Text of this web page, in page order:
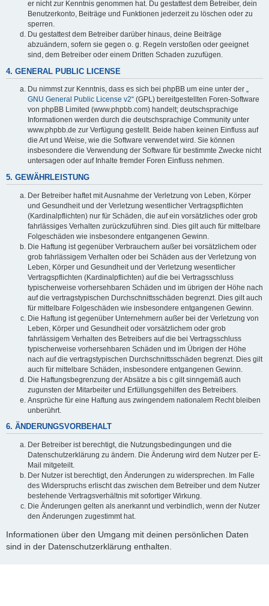
er nicht zur Kenntnis genommen hat. Du gestattest dem Betreiber, dein
Benutzerkonto, Beiträge und Funktionen jederzeit zu löschen oder zu
sperren.
Du gestattest dem Betreiber darüber hinaus, deine Beiträge
abzuändern, sofern sie gegen o. g. Regeln verstoßen oder geeignet
sind, dem Betreiber oder einem Dritten Schaden zuzufügen.
4. GENERAL PUBLIC LICENSE
Du nimmst zur Kenntnis, dass es sich bei phpBB um eine unter der „
GNU General Public License v2“ (GPL) bereitgestellten Foren-Software
von phpBB Limited (www.phpbb.com) handelt; deutschsprachige
Informationen werden durch die deutschsprachige Community unter
www.phpbb.de zur Verfügung gestellt. Beide haben keinen Einfluss auf
die Art und Weise, wie die Software verwendet wird. Sie können
insbesondere die Verwendung der Software für bestimmte Zwecke nicht
untersagen oder auf Inhalte fremder Foren Einfluss nehmen.
5. GEWÄHRLEISTUNG
Der Betreiber haftet mit Ausnahme der Verletzung von Leben, Körper
und Gesundheit und der Verletzung wesentlicher Vertragspflichten
(Kardinalpflichten) nur für Schäden, die auf ein vorsätzliches oder grob
fahrlässiges Verhalten zurückzuführen sind. Dies gilt auch für mittelbare
Folgeschäden wie insbesondere entgangenen Gewinn.
Die Haftung ist gegenüber Verbrauchern außer bei vorsätzlichem oder
grob fahrlässigem Verhalten oder bei Schäden aus der Verletzung von
Leben, Körper und Gesundheit und der Verletzung wesentlicher
Vertragspflichten (Kardinalpflichten) auf die bei Vertragsschluss
typischerweise vorhersehbaren Schäden und im übrigen der Höhe nach
auf die vertragstypischen Durchschnittsschäden begrenzt. Dies gilt auch
für mittelbare Folgeschäden wie insbesondere entgangenen Gewinn.
Die Haftung ist gegenüber Unternehmern außer bei der Verletzung von
Leben, Körper und Gesundheit oder vorsätzlichem oder grob
fahrlässigem Verhalten des Betreibers auf die bei Vertragsschluss
typischerweise vorhersehbaren Schäden und im Übrigen der Höhe
nach auf die vertragstypischen Durchschnittsschäden begrenzt. Dies gilt
auch für mittelbare Schäden, insbesondere entgangenen Gewinn.
Die Haftungsbegrenzung der Absätze a bis c gilt sinngemäß auch
zugunsten der Mitarbeiter und Erfüllungsgehilfen des Betreibers.
Ansprüche für eine Haftung aus zwingendem nationalem Recht bleiben
unberührt.
6. ÄNDERUNGSVORBEHALT
Der Betreiber ist berechtigt, die Nutzungsbedingungen und die
Datenschutzerklärung zu ändern. Die Änderung wird dem Nutzer per E-
Mail mitgeteilt.
Der Nutzer ist berechtigt, den Änderungen zu widersprechen. Im Falle
des Widerspruchs erlischt das zwischen dem Betreiber und dem Nutzer
bestehende Vertragsverhältnis mit sofortiger Wirkung.
Die Änderungen gelten als anerkannt und verbindlich, wenn der Nutzer
den Änderungen zugestimmt hat.
Informationen über den Umgang mit deinen persönlichen Daten
sind in der Datenschutzerklärung enthalten.